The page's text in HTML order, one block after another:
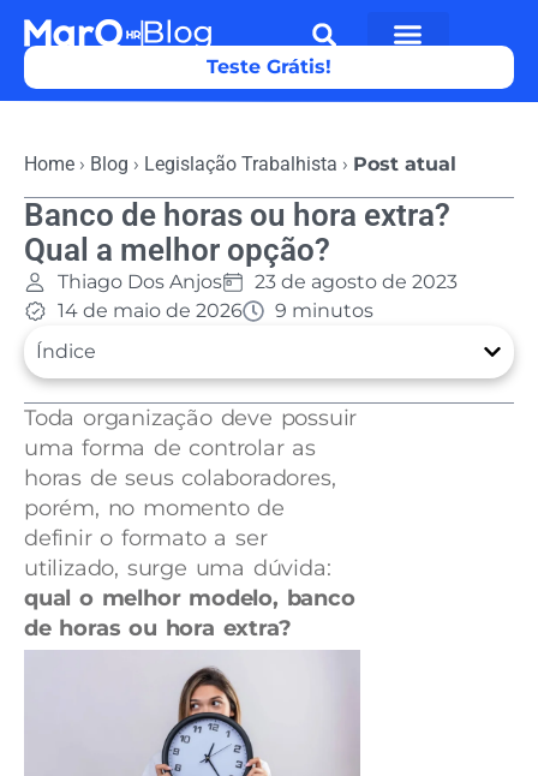
Teste Grátis!
Home › Blog › Legislação Trabalhista › Post atual
Banco de horas ou hora extra?
Qual a melhor opção?
Thiago Dos Anjos
23 de agosto de 2023
14 de maio de 2026
9 minutos
Índice
Toda organização deve possuir
uma forma de controlar as
horas de seus colaboradores,
porém, no momento de
definir o formato a ser
utilizado, surge uma dúvida:
qual o melhor modelo, banco
de horas ou hora extra?